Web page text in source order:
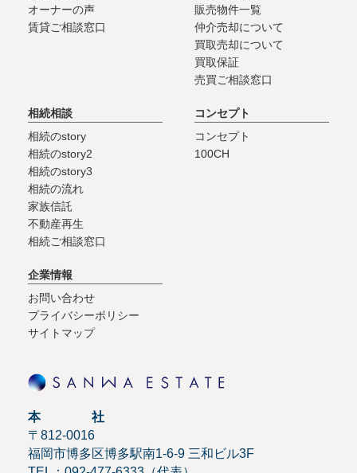
オーナーの声
賃貸ご相談窓口
販売物件一覧
仲介売却について
買取売却について
買取保証
売買ご相談窓口
相続相談
相続のstory
相続のstory2
相続のstory3
相続の流れ
家族信託
不動産再生
相続ご相談窓口
コンセプト
コンセプト
100CH
企業情報
お問い合わせ
プライバシーポリシー
サイトマップ
本 社
〒812-0016
福岡市博多区博多駅南1-6-9 三和ビル3F